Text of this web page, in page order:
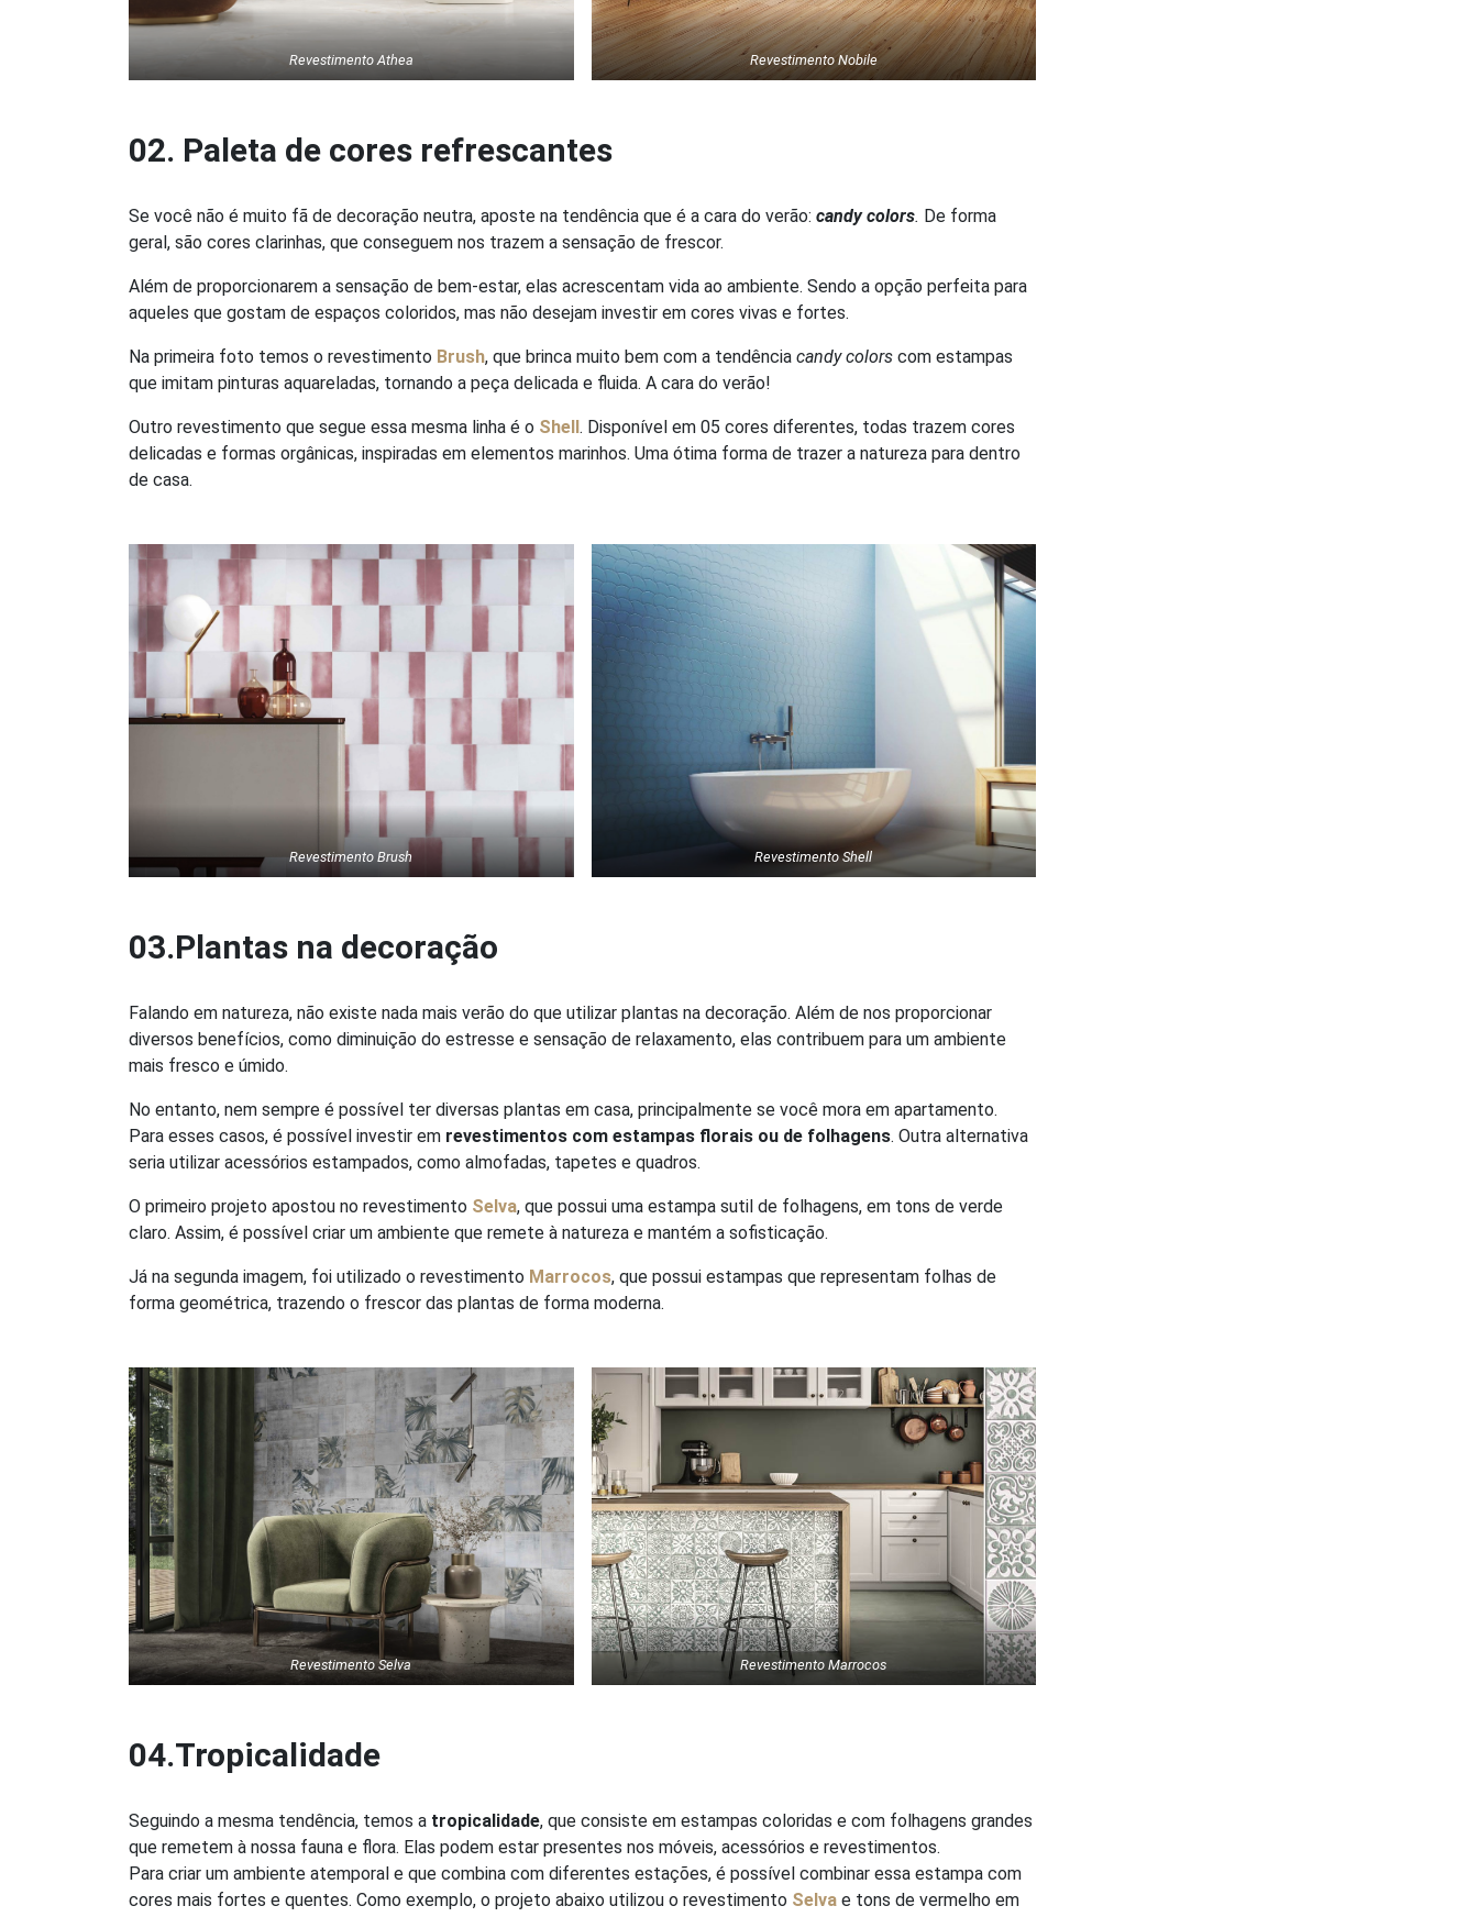
Revestimento Athea Revestimento Nobile
02. Paleta de cores refrescantes
Se você não é muito fã de decoração neutra, aposte na tendência que é a cara do verão: candy colors. De forma
geral, são cores clarinhas, que conseguem nos trazem a sensação de frescor.
Além de proporcionarem a sensação de bem-estar, elas acrescentam vida ao ambiente. Sendo a opção perfeita para
aqueles que gostam de espaços coloridos, mas não desejam investir em cores vivas e fortes.
Na primeira foto temos o revestimento Brush, que brinca muito bem com a tendência candy colors com estampas
que imitam pinturas aquareladas, tornando a peça delicada e fluida. A cara do verão!
Outro revestimento que segue essa mesma linha é o Shell. Disponível em 05 cores diferentes, todas trazem cores
delicadas e formas orgânicas, inspiradas em elementos marinhos. Uma ótima forma de trazer a natureza para dentro
de casa.
Revestimento Brush Revestimento Shell
03.Plantas na decoração
Falando em natureza, não existe nada mais verão do que utilizar plantas na decoração. Além de nos proporcionar
diversos benefícios, como diminuição do estresse e sensação de relaxamento, elas contribuem para um ambiente
mais fresco e úmido.
No entanto, nem sempre é possível ter diversas plantas em casa, principalmente se você mora em apartamento.
Para esses casos, é possível investir em revestimentos com estampas florais ou de folhagens. Outra alternativa
seria utilizar acessórios estampados, como almofadas, tapetes e quadros.
O primeiro projeto apostou no revestimento Selva, que possui uma estampa sutil de folhagens, em tons de verde
claro. Assim, é possível criar um ambiente que remete à natureza e mantém a sofisticação.
Já na segunda imagem, foi utilizado o revestimento Marrocos, que possui estampas que representam folhas de
forma geométrica, trazendo o frescor das plantas de forma moderna.
Revestimento Selva Revestimento Marrocos
04.Tropicalidade
Seguindo a mesma tendência, temos a tropicalidade, que consiste em estampas coloridas e com folhagens grandes
que remetem à nossa fauna e flora. Elas podem estar presentes nos móveis, acessórios e revestimentos.
Para criar um ambiente atemporal e que combina com diferentes estações, é possível combinar essa estampa com
cores mais fortes e quentes. Como exemplo, o projeto abaixo utilizou o revestimento Selva e tons de vermelho em